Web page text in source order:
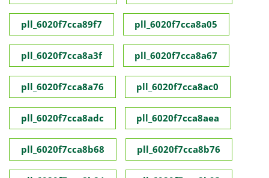
pll_6020f7cca89f7 pll_6020f7cca8a05
pll_6020f7cca8a3f pll_6020f7cca8a67
pll_6020f7cca8a76 pll_6020f7cca8ac0
pll_6020f7cca8adc pll_6020f7cca8aea
pll_6020f7cca8b68 pll_6020f7cca8b76